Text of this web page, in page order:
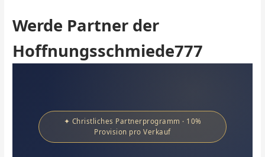
Inhalt
springen
Werde Partner der
Hoffnungsschmiede777
✦ Christliches Partnerprogramm · 10%
Provision pro Verkauf